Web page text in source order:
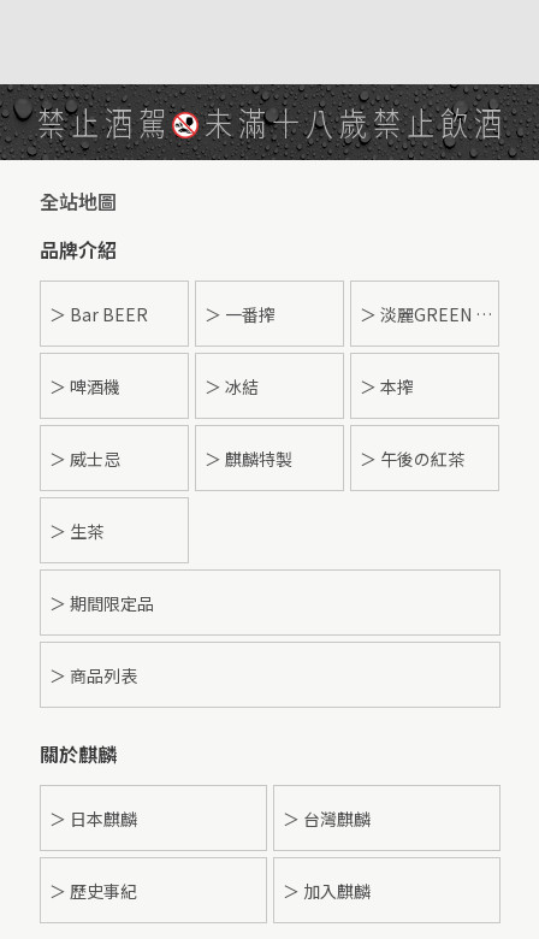
禁止酒駕 未滿十八歲禁止飲酒
全站地圖
品牌介紹
＞ Bar BEER ＞ 一番搾 ＞ 淡麗GREEN LABEL
＞ 啤酒機 ＞ 冰結 ＞ 本搾
＞ 威士忌 ＞ 麒麟特製 ＞ 午後の紅茶
＞ 生茶
＞ 期間限定品
＞ 商品列表
關於麒麟
＞ 日本麒麟 ＞ 台灣麒麟
＞ 歷史事紀 ＞ 加入麒麟